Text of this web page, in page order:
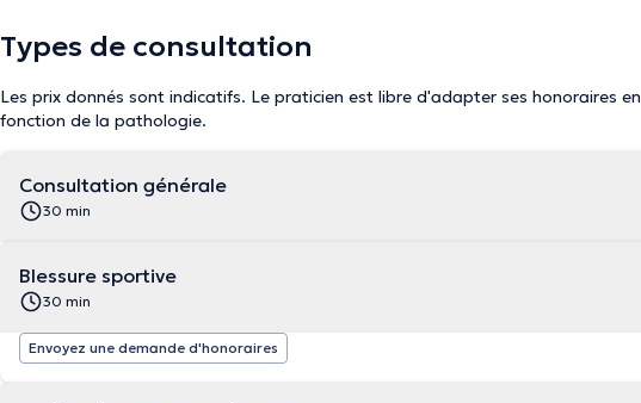
Types de consultation
Les prix donnés sont indicatifs. Le praticien est libre d'adapter ses honoraires en
fonction de la pathologie.
Consultation générale
30 min
Blessure sportive
30 min
Envoyez une demande d'honoraires